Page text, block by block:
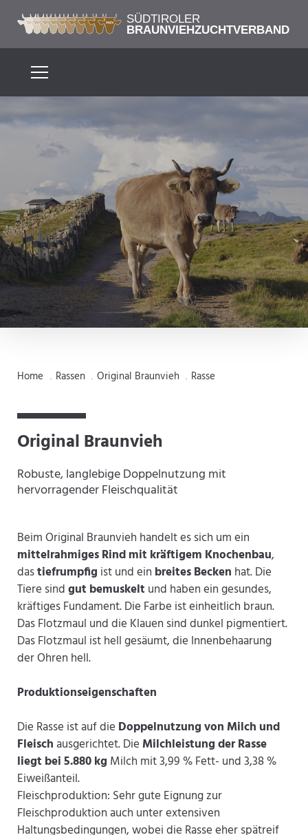
Home . Rassen . Original Braunvieh . Rasse
Original Braunvieh
Robuste, langlebige Doppelnutzung mit
hervorragender Fleischqualität
Beim Original Braunvieh handelt es sich um ein
mittelrahmiges Rind mit kräftigem Knochenbau,
dastiefrumpfig ist und ein breites Becken hat. Die
Tiere sindgut bemuskelt und haben ein gesundes,
kräftiges Fundament. Die Farbe ist einheitlich braun.
Das Flotzmaul und die Klauen sind dunkel pigmentiert.
Das Flotzmaul ist hell gesäumt, die Innenbehaarung
der Ohren hell.
Produktionseigenschaften
Die Rasse ist auf die Doppelnutzung von Milch und
Fleischausgerichtet. Die Milchleistung der Rasse
liegt bei 5.880 kg Milch mit 3,99 % Fett- und 3,38 %
Eiweißanteil.
Fleischproduktion: Sehr gute Eignung zur
Fleischproduktion auch unter extensiven
Haltungsbedingungen, wobei die Rasse eher spätreif